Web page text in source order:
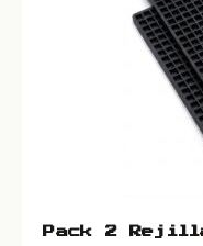
Pack 2